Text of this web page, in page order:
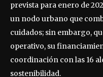
prevista para enero de
un nodo urbano que
cuidados; sin embargo,
operativo, su
coordinación con las 16
sostenibilidad.